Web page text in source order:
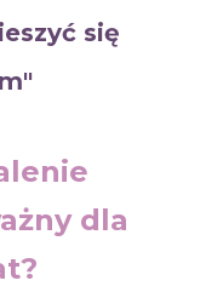
się
dla